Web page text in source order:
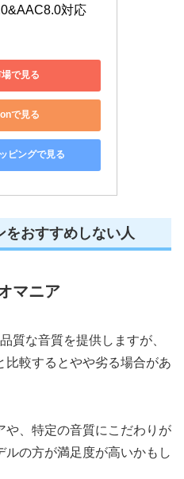
対応
で見る
で見る
ピングで見る
おすすめしない人
マニア
質な音質を提供しますが、
較するとやや劣る場合があ
や、特定の音質にこだわりが
の方が満足度が高いかもし